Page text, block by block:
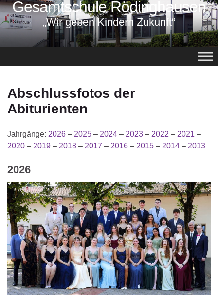
springen
Gesamtschule Rödinghausen
„Wir geben Kindern Zukunft“
Abschlussfotos der
Abiturienten
Jahrgänge: 2026 – 2025 – 2024 – 2023 – 2022 – 2021 –
2020 – 2019 – 2018 – 2017 – 2016 – 2015 – 2014 – 2013
2026